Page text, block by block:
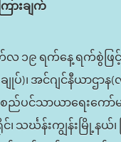
ားချက်
တ်လ ၁၉ ရက်နေ့ ရက်စွဲဖြ
ျုပ်)၊ အင်ဂျင်နီယာဌာန
ည်ပင်သာယာရေးကော်
၊ သင်္ဃန်းကျွန်းမြို့နယ်၊